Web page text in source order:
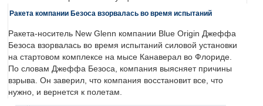
Ракета компании Безоса взорвалась во время испытаний
Ракета-носитель New Glenn компании Blue Origin Джеффа
Безоса взорвалась во время испытаний силовой установки
на стартовом комплексе на мысе Канаверал во Флориде.
По словам Джеффа Безоса, компания выясняет причины
взрыва. Он заверил, что компания восстановит все, что
нужно, и вернется к полетам.